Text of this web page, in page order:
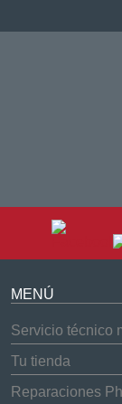
MENÚ
Servicio técnico
Tu tienda
Reparaciones